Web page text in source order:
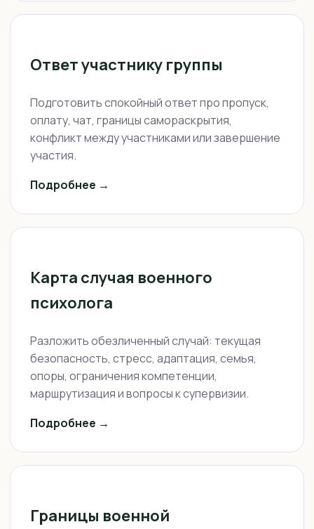
Ответ участнику группы
Подготовить спокойный ответ про пропуск,
оплату, чат, границы самораскрытия,
конфликт между участниками или завершение
участия.
Подробнее →
Карта случая военного
психолога
Разложить обезличенный случай: текущая
безопасность, стресс, адаптация, семья,
опоры, ограничения компетенции,
маршрутизация и вопросы к супервизии.
Подробнее →
Границы военной